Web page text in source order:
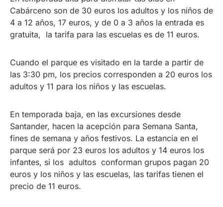
Cabárceno son de 30 euros los adultos y los niños de
4 a 12 años, 17 euros, y de 0 a 3 años la entrada es
gratuita, la tarifa para las escuelas es de 11 euros.
Cuando el parque es visitado en la tarde a partir de
las 3:30 pm, los precios corresponden a 20 euros los
adultos y 11 para los niños y las escuelas.
En temporada baja, en las excursiones desde
Santander, hacen la acepción para Semana Santa,
fines de semana y años festivos. La estancia en el
parque será por 23 euros los adultos y 14 euros los
infantes, si los adultos conforman grupos pagan 20
euros y los niños y las escuelas, las tarifas tienen el
precio de 11 euros.